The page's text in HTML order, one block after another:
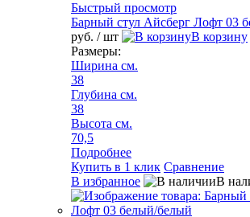
Быстрый просмотр
Барный стул Айсберг Лофт 03
руб. / шт
В корзину
Размеры:
Ширина см.
38
Глубина см.
38
Высота см.
70,5
Подробнее
Купить в 1 клик Сравнение
В избранное
В